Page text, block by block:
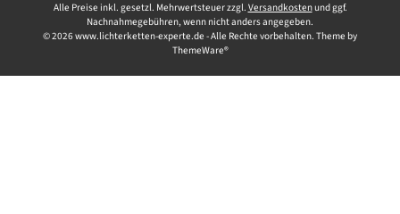
Alle Preise inkl. gesetzl. Mehrwertsteuer zzgl. Versandkostenund ggf.
Nachnahmegebühren, wenn nicht anders angegeben.
© 2026 www.lichterketten-experte.de - Alle Rechte vorbehalten. Theme by
ThemeWare®